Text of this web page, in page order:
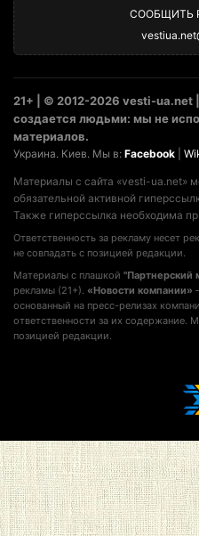
СООБЩИТЬ
21+ | © 2012-2026 vesti-ua.net
создается людьми: мы не
материалов.
Украина. Киев. Мы в: Facebook
Материалы с сайта «vesti-ua.net»
обязательной активной
Также гиперссылка необходима
Ответственность за рекламу несет
не совпадать с позицией редакции.
Материалы с плашкой "Партнерский
рекламы (21+). «Новости компании»
основанный на пресс-релизах
ответственности за их содержание.
позицией редакции.